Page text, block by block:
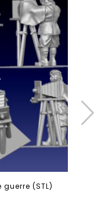
(STL)